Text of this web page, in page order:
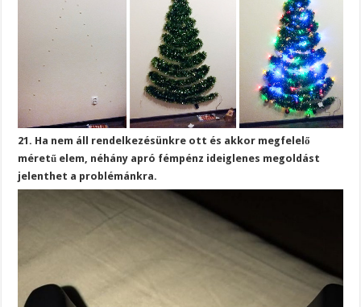
21. Ha nem áll rendelkezésünkre ott és akkor megfelelő
méretű elem, néhány apró fémpénz ideiglenes megoldást
jelenthet a problémánkra.